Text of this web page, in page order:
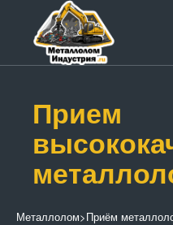
Прием
Металлолом>Приём